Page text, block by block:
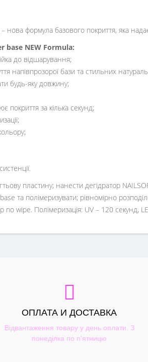
– нова формула базового покриття, яка
base NEW Formula:
до відшарування;
напівпрозорої бази та стильних
будь-яку довжину;
покриття за кілька секунд;
пластину; нанести дегідратор
та полімеризувати; рівномірно
wipe. Полімеризація: UV – 120 секунд,
ОПЛАТА И ДОСТАВКА
Відвантаження товару у день оплати. З
понеділка по п'ятницю